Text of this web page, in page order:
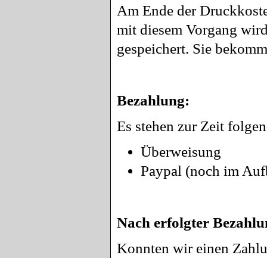
Am Ende der
mit diesem Vorgang
gespeichert. Sie
Bezahlung:
Es stehen zur Zeit
Überweisung
Paypal (noch im
Nach erfolgter
Konnten wir einen